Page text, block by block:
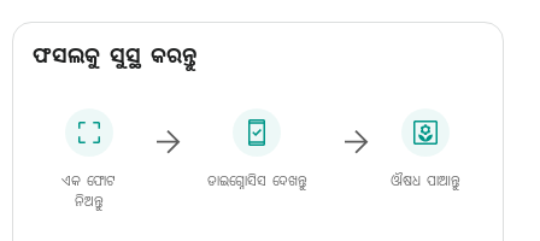
ଫସଲକୁ ସୁସ୍ଥ କରନ୍ତୁ
ଏକ ଫୋଟ
ନିଅନ୍ତୁ
ଡାଇଗ୍ନୋସିସ ଦେଖନ୍ତୁ ଔଷଧ ପାଆନ୍ତୁ